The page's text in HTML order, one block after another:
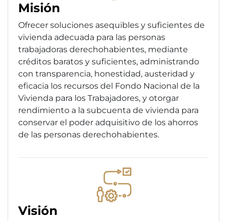
Misión
Ofrecer soluciones asequibles y suficientes de
vivienda adecuada para las personas
trabajadoras derechohabientes, mediante
créditos baratos y suficientes, administrando
con transparencia, honestidad, austeridad y
eficacia los recursos del Fondo Nacional de la
Vivienda para los Trabajadores, y otorgar
rendimiento a la subcuenta de vivienda para
conservar el poder adquisitivo de los ahorros
de las personas derechohabientes.
Visión